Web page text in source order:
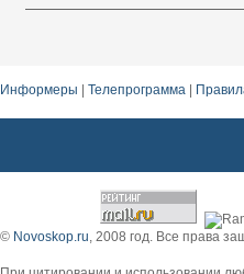
Информеры Телепрограмма
© Novoskop.ru, 2008 год. Все права